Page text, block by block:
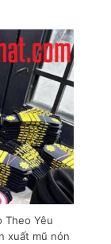
Theo Yêu
xuất mũ nón